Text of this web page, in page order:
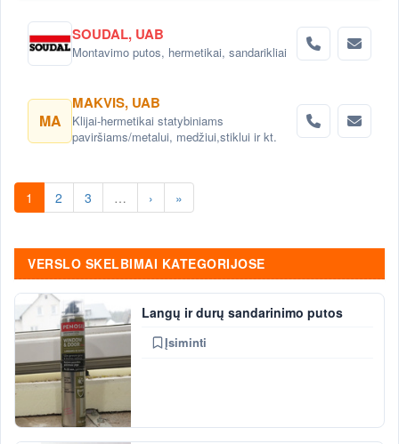
SOUDAL, UAB
Montavimo putos, hermetikai, sandarikliai
MA
MAKVIS, UAB
Klijai-hermetikai statybiniams
paviršiams/metalui, medžiui,stiklui ir kt.
1 2 3 … › »
VERSLO SKELBIMAI KATEGORIJOSE
Langų ir durų sandarinimo putos
Įsiminti